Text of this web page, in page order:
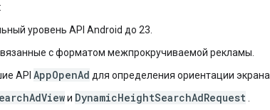
уровень API Android до 23.
с форматом межпрокручиваемой рекламы.
API AppOpenAd для определения ориентации экрана.
и DynamicHeightSearchAdRequest